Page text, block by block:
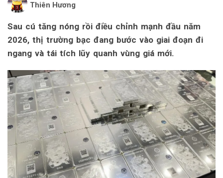
Thiên Hương
Sau cú tăng nóng rồi điều chỉnh mạnh đầu năm
2026, thị trường bạc đang bước vào giai đoạn đi
ngang và tái tích lũy quanh vùng giá mới.